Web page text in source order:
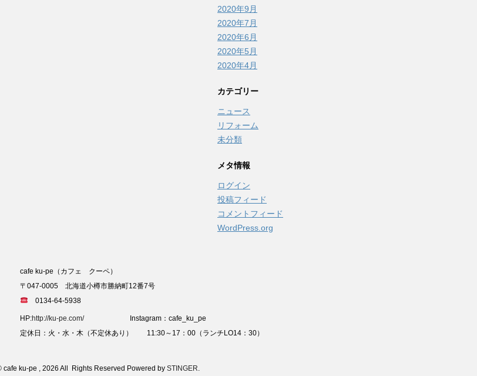
2020年9月
2020年7月
2020年6月
2020年5月
2020年4月
カテゴリー
ニュース
リフォーム
未分類
メタ情報
ログイン
投稿フィード
コメントフィード
WordPress.org
cafe ku-pe（カフェ クーペ）
〒047-0005 北海道小樽市勝納町12番7号
0134-64-5938
HP:http://ku-pe.com/
Instagram：cafe_ku_pe
定休日：火・水・木（不定休あり） 11:30～17：00（ランチLO14：30）
cafe ku-pe , 2026 All Rights Reserved Powered by STINGER.